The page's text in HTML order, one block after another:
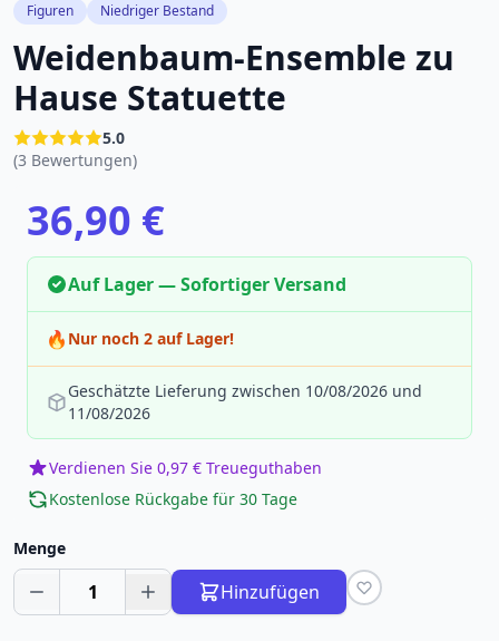
Figuren Niedriger Bestand
Weidenbaum-Ensemble zu
Hause Statuette
5.0
(3 Bewertungen)
36,90 €
Auf Lager — Sofortiger Versand
🔥 Nur noch 2 auf Lager!
Geschätzte Lieferung zwischen 10/08/2026 und
11/08/2026
Verdienen Sie 0,97 € Treueguthaben
Kostenlose Rückgabe für 30 Tage
Menge
1 Hinzufügen